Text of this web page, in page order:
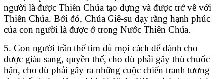
người là được Thiên Chúa tạo dựng và được trở về với
Thiên Chúa. Bởi đó, Chúa Giê-su dạy rằng hạnh phúc
của con người là được ở trong Nước Thiên Chúa.
5. Con người trần thế tìm đủ mọi cách để dành cho
được giàu sang, quyền thế, cho dù phải gây thù chuốc
hận, cho dù phải gây ra những cuộc chiến tranh tương